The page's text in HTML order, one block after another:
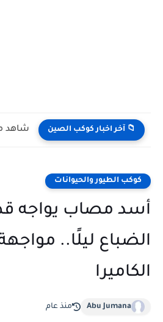
📁 آخر اخبار كوكب الصين
كوكب الطيور والحيوانات
أسد مصاب يواجه
الضباع ليلًا..
الكاميرا
Abu Jumana منذ عام